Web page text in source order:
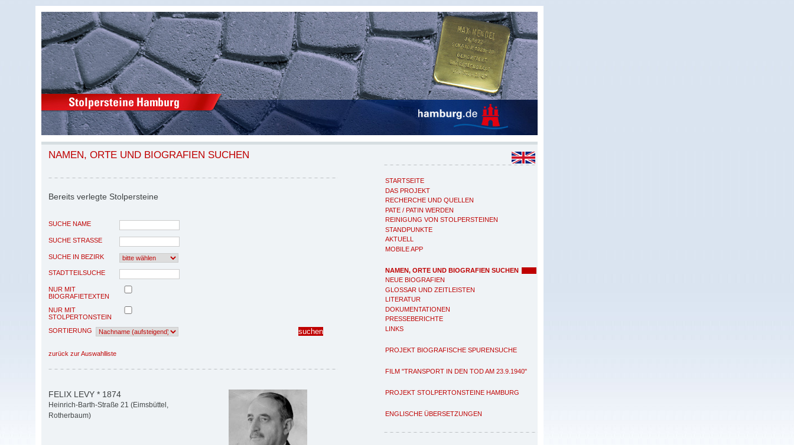
STARTSEITE
DAS PROJEKT
RECHERCHE UND QUELLEN
PATE / PATIN WERDEN
REINIGUNG VON STOLPERSTEINEN
STANDPUNKTE
AKTUELL
MOBILE APP
NAMEN, ORTE UND BIOGRAFIEN SUCHEN
NEUE BIOGRAFIEN
GLOSSAR UND ZEITLEISTEN
LITERATUR
DOKUMENTATIONEN
PRESSEBERICHTE
LINKS
PROJEKT BIOGRAFISCHE SPURENSUCHE
FILM "TRANSPORT IN DEN TOD AM 23.9.1940"
PROJEKT STOLPERTONSTEINE HAMBURG
ENGLISCHE ÜBERSETZUNGEN
NAMEN, ORTE UND BIOGRAFIEN SUCHEN
Bereits verlegte Stolpersteine
SUCHE NAME
SUCHE STRASSE
SUCHE IN BEZIRK
STADTTEILSUCHE
NUR MIT
BIOGRAFIETEXTEN
NUR MIT
STOLPERTONSTEIN
SORTIERUNG
zurück zur Auswahlliste
FELIX LEVY * 1874
Heinrich-Barth-Straße 21 (Eimsbüttel,
Rotherbaum)